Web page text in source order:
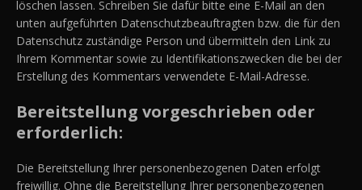
löschen lassen. Schreiben Sie dafür bitte eine E-Mail an den
unten aufgeführten Datenschutzbeauftragten bzw. die für den
Datenschutz zuständige Person und übermitteln den Link zu
Ihrem Kommentar sowie zu Identifikationszwecken die bei der
Erstellung des Kommentars verwendete E-Mail-Adresse.
Bereitstellung vorgeschrieben oder
erforderlich:
Die Bereitstellung Ihrer personenbezogenen Daten erfolgt
freiwillig. Ohne die Bereitstellung Ihrer personenbezogenen